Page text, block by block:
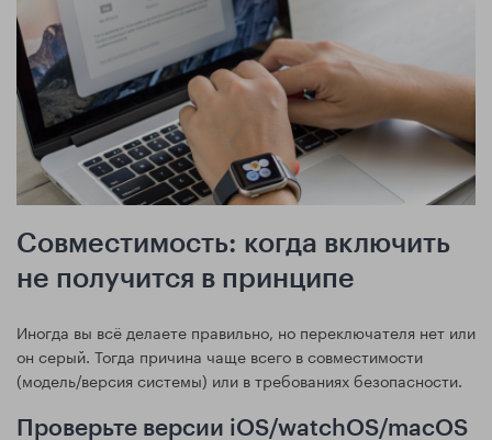
Совместимость: когда включить
не получится в принципе
Иногда вы всё делаете правильно, но переключателя нет или
он серый. Тогда причина чаще всего в совместимости
(модель/версия системы) или в требованиях безопасности.
Проверьте версии iOS/watchOS/macOS